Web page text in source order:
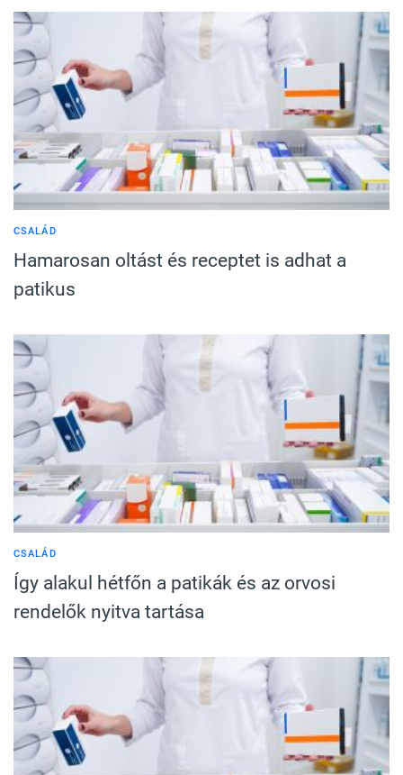
CSALÁD
Hamarosan oltást és receptet is adhat a
patikus
CSALÁD
Így alakul hétfőn a patikák és az orvosi
rendelők nyitva tartása